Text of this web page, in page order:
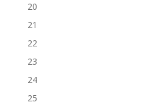
20
21
22
23
24
25